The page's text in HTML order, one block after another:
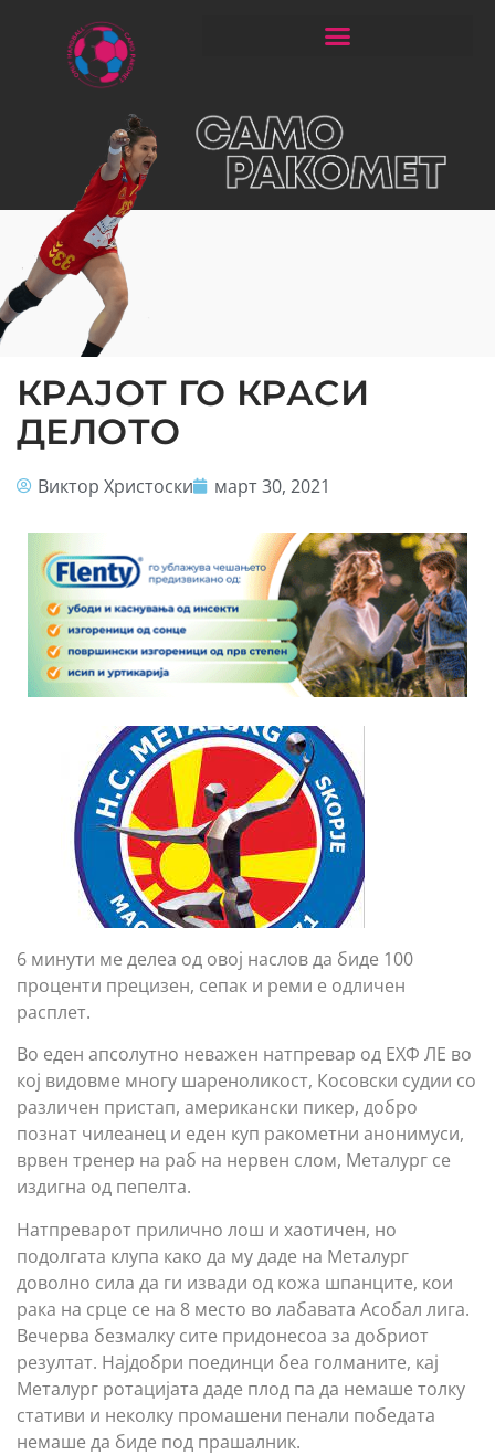
КРАЈОТ ГО КРАСИ
ДЕЛОТО
Виктор Христоски март 30, 2021
6 минути ме делеа од овој наслов да биде 100
проценти прецизен, сепак и реми е одличен
расплет.
Во еден апсолутно неважен натпревар од ЕХФ ЛЕ во
кој видовме многу шареноликост, Косовски судии со
различен пристап, американски пикер, добро
познат чилеанец и еден куп ракометни анонимуси,
врвен тренер на раб на нервен слом, Металург се
издигна од пепелта.
Натпреварот прилично лош и хаотичен, но
подолгата клупа како да му даде на Металург
доволно сила да ги извади од кожа шпанците, кои
рака на срце се на 8 место во лабавата Асобал лига.
Вечерва безмалку сите придонесоа за добриот
резултат. Најдобри поединци беа голманите, кај
Металург ротацијата даде плод па да немаше толку
стативи и неколку промашени пенали победата
немаше да биде под прашалник.